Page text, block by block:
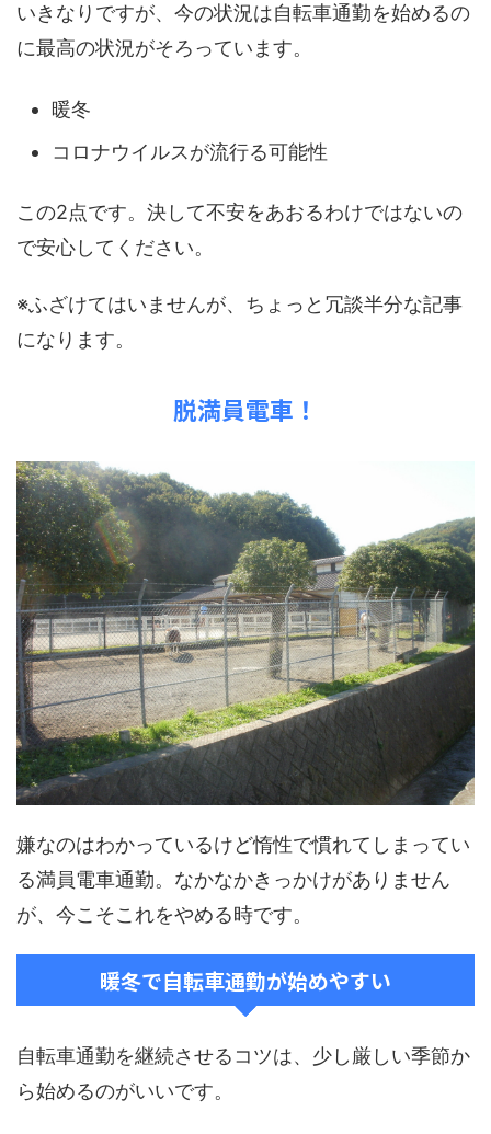
いきなりですが、今の状況は自転車通勤を始めるの
に最高の状況がそろっています。
暖冬
コロナウイルスが流行る可能性
この2点です。決して不安をあおるわけではないの
で安心してください。
※ふざけてはいませんが、ちょっと冗談半分な記事
になります。
脱満員電車！
嫌なのはわかっているけど惰性で慣れてしまってい
る満員電車通勤。なかなかきっかけがありません
が、今こそこれをやめる時です。
暖冬で自転車通勤が始めやすい
自転車通勤を継続させるコツは、少し厳しい季節か
ら始めるのがいいです。